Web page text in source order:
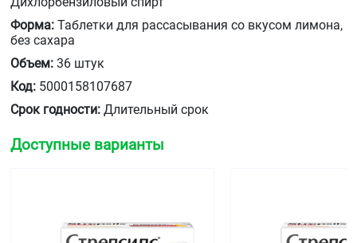
Форма: Таблетки для рассасывания со вкусом лимона,
без сахара
Объем: 36 штук
Код: 5000158107687
Срок годности: Длительный срок
Доступные варианты